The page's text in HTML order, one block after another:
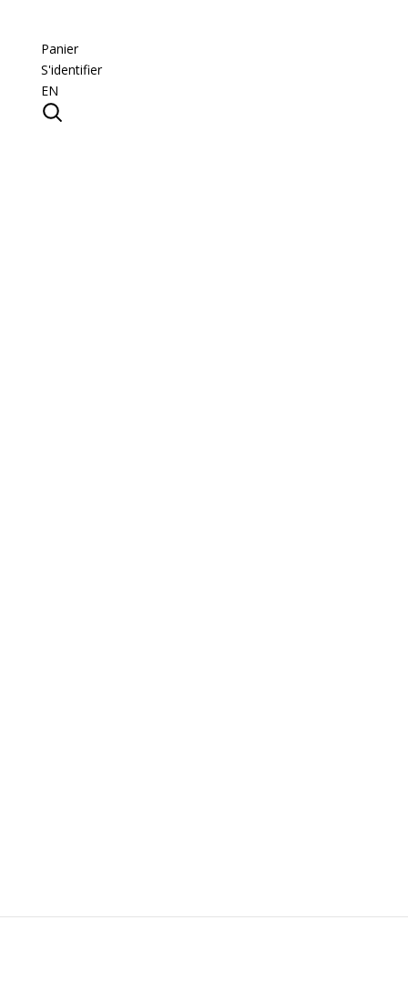
Panier
S'identifier
EN